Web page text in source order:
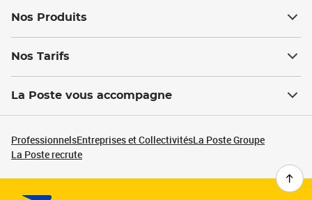
Nos Produits
Nos Tarifs
La Poste vous accompagne
ProfessionnelsEntreprises et CollectivitésLa Poste Groupe
La Poste recrute